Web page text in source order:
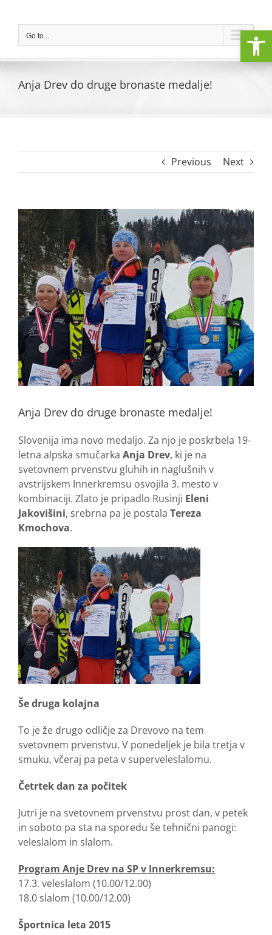
contentGo to...
Anja Drev do druge bronaste medalje!
Previous Next
View
Larger
Image
Anja Drev do druge bronaste medalje!
Slovenija ima novo medaljo. Za njo je poskrbela 19-
letna alpska smučarka Anja Drev, ki je na
svetovnem prvenstvu gluhih in naglušnih v
avstrijskem Innerkremsu osvojila 3. mesto v
kombinaciji. Zlato je pripadlo Rusinji Eleni
Jakovišini, srebrna pa je postala Tereza
Kmochova.
Še druga kolajna
To je že drugo odličje za Drevovo na tem
svetovnem prvenstvu. V ponedeljek je bila tretja v
smuku, včeraj pa peta v superveleslalomu.
Četrtek dan za počitek
Jutri je na svetovnem prvenstvu prost dan, v petek
in soboto pa sta na sporedu še tehnični panogi:
veleslalom in slalom.
Program Anje Drev na SP v Innerkremsu:
17.3. veleslalom (10.00/12.00)
18.0 slalom (10.00/12.00)
Športnica leta 2015